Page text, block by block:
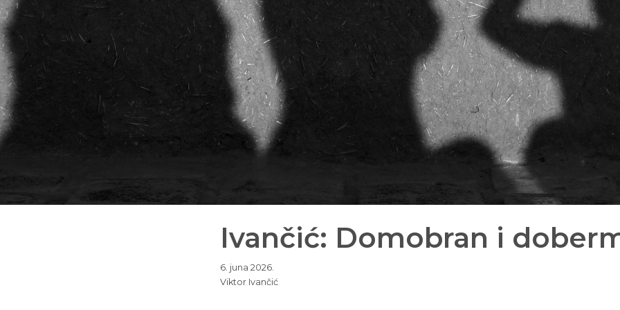
Ivančić: Domobran i
6. juna 2026.
Viktor Ivančić